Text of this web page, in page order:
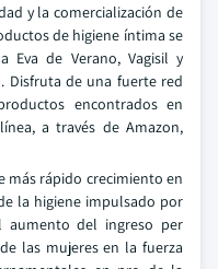
y la comercialización de
de higiene íntima se
Eva de Verano, Vagisil y
Disfruta de una fuerte red
encontrados en
a través de Amazon,
más rápido crecimiento en
la higiene impulsado por
aumento del ingreso per
las mujeres en la fuerza